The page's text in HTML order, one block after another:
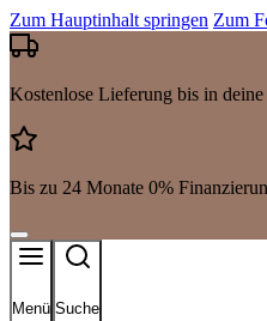
Zum Hauptinhalt springen Zum
Kostenlose Lieferung bis in
Bis zu 24 Monate 0%
Menü Suche